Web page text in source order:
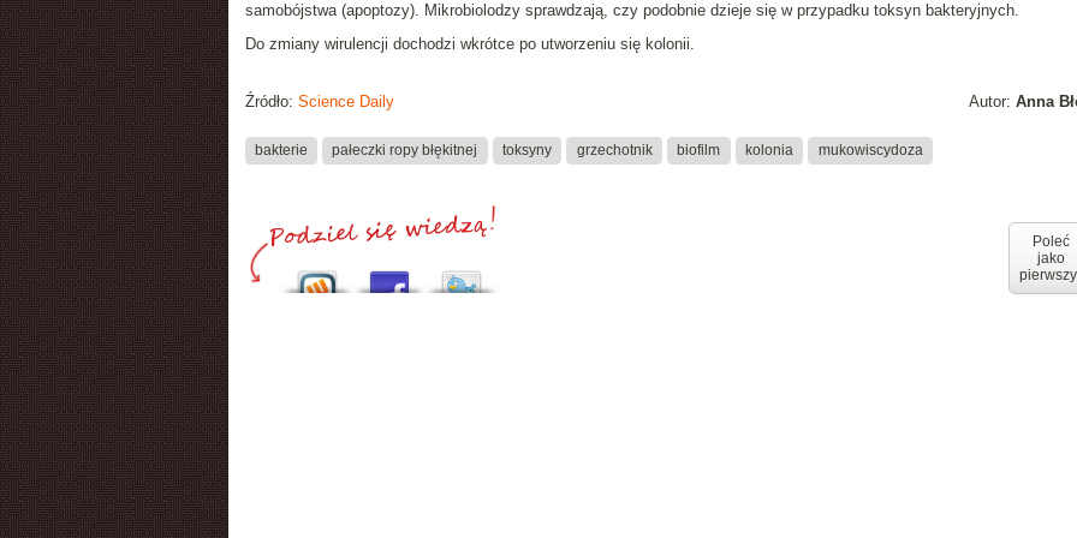
samobójstwa (apoptozy). Mikrobiolodzy sprawdzają, czy podobnie dzieje się w przypadku toksyn bakteryjnych.
Do zmiany wirulencji dochodzi wkrótce po utworzeniu się kolonii.
Autor: Anna
Źródło: Science Daily
bakterie pałeczki ropy błękitnej toksyny grzechotnik biofilm kolonia mukowiscydoza
Poleć
jako